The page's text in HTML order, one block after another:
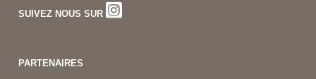
SUIVEZ NOUS SUR
PARTENAIRES